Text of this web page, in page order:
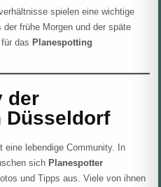
spielen eine wichtige
frühe Morgen und der späte
das Planespotting
der
Düsseldorf
eine lebendige Community. In
sich Planespotter
und Tipps aus. Viele von ihnen